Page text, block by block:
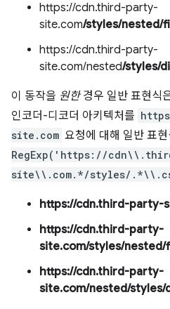
https://cdn.third-party-
site.com/styles/nested/
https://cdn.third-party-
site.com/nested/styles/
이 동작을 원한경우 일반 표현식
인코더-디코더 아키텍처를
site.com 요청에 대해 일반 표현
RegExp('https://
site\\.com.*/styles/
https://cdn.third-party-
https://cdn.third-party-
site.com/styles/nested/
https://cdn.third-party-
site.com/nested/styles/